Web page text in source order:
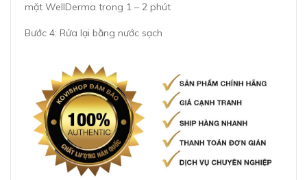
mặt WellDerma trong 1 – 2 phút
Bước 4: Rửa lại bằng nước sạch